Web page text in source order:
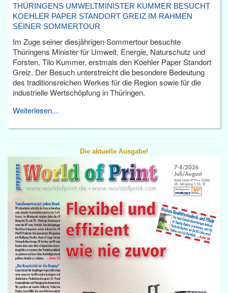
THÜRINGENS UMWELTMINISTER KUMMER BESUCHT
KOEHLER PAPER STANDORT GREIZ IM RAHMEN
SEINER SOMMERTOUR
Im Zuge seiner diesjährigen Sommertour besuchte
Thüringens Minister für Umwelt, Energie, Naturschutz und
Forsten, Tilo Kummer, erstmals den Koehler Paper Standort
Greiz. Der Besuch unterstreicht die besondere Bedeutung
des traditionsreichen Werkes für die Region sowie für die
industrielle Wertschöpfung in Thüringen.
Weiterlesen...
Die aktuelle Ausgabe!